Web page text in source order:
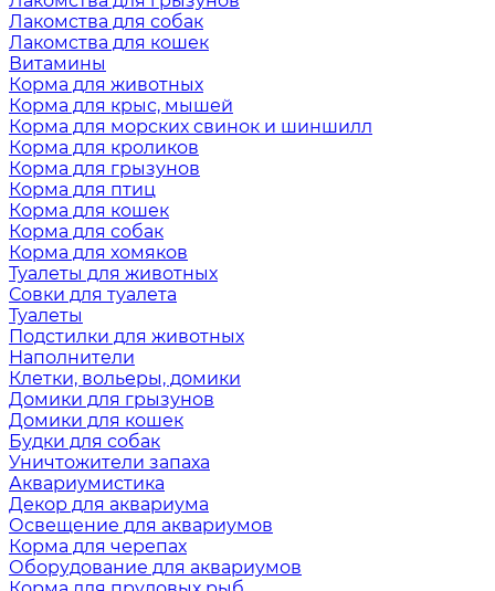
Лакомства для собак
Лакомства для кошек
Витамины
Корма для животных
Корма для крыс, мышей
Корма для морских свинок и шиншилл
Корма для кроликов
Корма для грызунов
Корма для птиц
Корма для кошек
Корма для собак
Корма для хомяков
Туалеты для животных
Совки для туалета
Туалеты
Подстилки для животных
Наполнители
Клетки, вольеры, домики
Домики для грызунов
Домики для кошек
Будки для собак
Уничтожители запаха
Аквариумистика
Декор для аквариума
Освещение для аквариумов
Корма для черепах
Оборудование для аквариумов